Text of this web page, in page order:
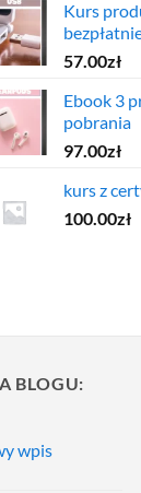
Kurs
57.00zł
Ebook 3
pobrania
97.00zł
kurs z
100.00zł
BLOGU:
wpis